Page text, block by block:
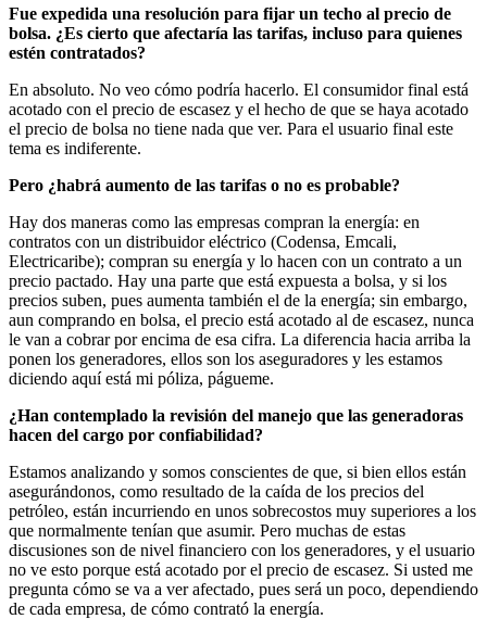
Fue expedida una resolución para fijar un techo al precio de
bolsa. ¿Es cierto que afectaría las tarifas, incluso para quienes
estén contratados?
En absoluto. No veo cómo podría hacerlo. El consumidor final está
acotado con el precio de escasez y el hecho de que se haya acotado
el precio de bolsa no tiene nada que ver. Para el usuario final este
tema es indiferente.
Pero ¿habrá aumento de las tarifas o no es probable?
Hay dos maneras como las empresas compran la energía: en
contratos con un distribuidor eléctrico (Codensa, Emcali,
Electricaribe); compran su energía y lo hacen con un contrato a un
precio pactado. Hay una parte que está expuesta a bolsa, y si los
precios suben, pues aumenta también el de la energía; sin embargo,
aun comprando en bolsa, el precio está acotado al de escasez, nunca
le van a cobrar por encima de esa cifra. La diferencia hacia arriba la
ponen los generadores, ellos son los aseguradores y les estamos
diciendo aquí está mi póliza, págueme.
¿Han contemplado la revisión del manejo que las generadoras
hacen del cargo por confiabilidad?
Estamos analizando y somos conscientes de que, si bien ellos están
asegurándonos, como resultado de la caída de los precios del
petróleo, están incurriendo en unos sobrecostos muy superiores a los
que normalmente tenían que asumir. Pero muchas de estas
discusiones son de nivel financiero con los generadores, y el usuario
no ve esto porque está acotado por el precio de escasez. Si usted me
pregunta cómo se va a ver afectado, pues será un poco, dependiendo
de cada empresa, de cómo contrató la energía.